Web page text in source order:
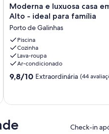
Moderna
e
casa
em
Muro
Alto
-
ideal
Porto
Galinhas
Moderna e luxuosa casa
Alto - ideal para família
Porto de Galinhas
Piscina
Cozinha
Lava-roupa
Ar-condicionado
9.8
Extraordinária,
avaliações)
9,8/10 Extraordinária (44
Check-in